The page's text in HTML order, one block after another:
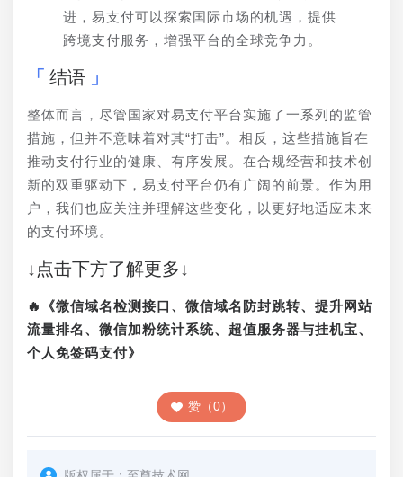
进，易支付可以探索国际市场的机遇，提供
跨境支付服务，增强平台的全球竞争力。
结语
整体而言，尽管国家对易支付平台实施了一系列的监管
措施，但并不意味着对其“打击”。相反，这些措施旨在
推动支付行业的健康、有序发展。在合规经营和技术创
新的双重驱动下，易支付平台仍有广阔的前景。作为用
户，我们也应关注并理解这些变化，以更好地适应未来
的支付环境。
↓点击下方了解更多↓
🔥《微信域名检测接口、微信域名防封跳转、提升网站
流量排名、微信加粉统计系统、超值服务器与挂机宝、
个人免签码支付》
赞（0）